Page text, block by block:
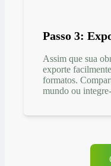
Passo 3:
Assim que sua
exporte
formatos.
mundo ou